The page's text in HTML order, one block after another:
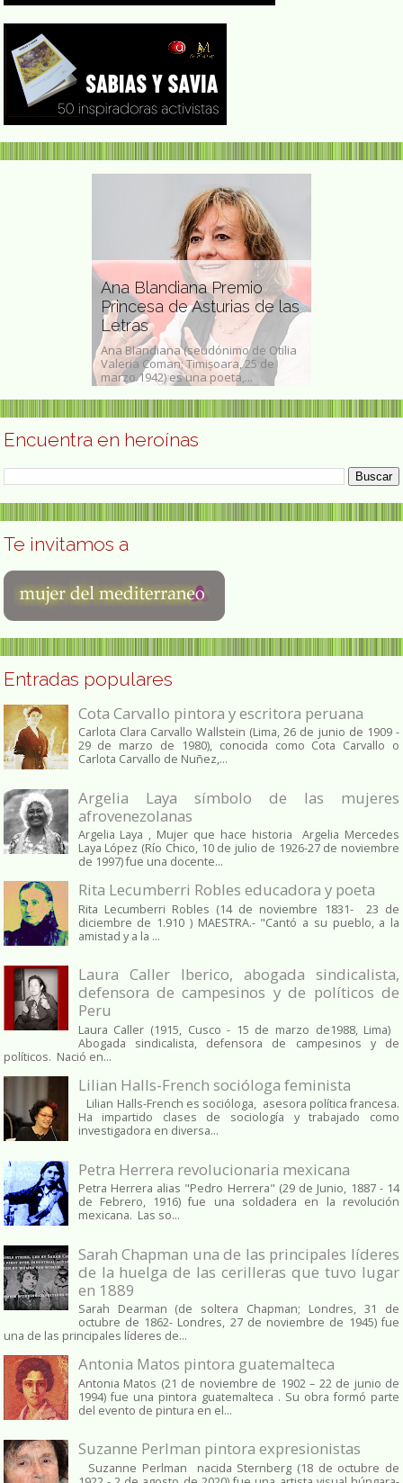
Ana Blandiana Premio
Princesa de Asturias de las
Letras
Ana Blandiana (seudónimo de Otilia
Valeria Coman; Timișoara, 25 de
marzo 1942) es una poeta,...
Encuentra en heroínas
Te invitamos a
Entradas populares
Cota Carvallo pintora y escritora peruana
Carlota Clara Carvallo Wallstein (Lima, 26 de junio de 1909 -
29 de marzo de 1980), conocida como Cota Carvallo o
Carlota Carvallo de Nuñez,...
Argelia Laya símbolo de las mujeres
afrovenezolanas
Argelia Laya , Mujer que hace historia Argelia Mercedes
Laya López (Río Chico, 10 de julio de 1926-27 de noviembre
de 1997) fue una docente...
Rita Lecumberri Robles educadora y poeta
Rita Lecumberri Robles (14 de noviembre 1831- 23 de
diciembre de 1.910 ) MAESTRA.- "Cantó a su pueblo, a la
amistad y a la ...
Laura Caller Iberico, abogada sindicalista,
defensora de campesinos y de políticos de
Peru
Laura Caller (1915, Cusco - 15 de marzo de1988, Lima)
Abogada sindicalista, defensora de campesinos y de
políticos. Nació en...
Lilian Halls-French socióloga feminista
Lilian Halls-French es socióloga, asesora política francesa.
Ha impartido clases de sociología y trabajado como
investigadora en diversa...
Petra Herrera revolucionaria mexicana
Petra Herrera alias "Pedro Herrera" (29 de Junio, 1887 - 14
de Febrero, 1916) fue una soldadera en la revolución
mexicana. Las so...
Sarah Chapman una de las principales líderes
de la huelga de las cerilleras que tuvo lugar
en 1889
Sarah Dearman (de soltera Chapman; Londres, 31 de
octubre de 1862​- Londres, 27 de noviembre de 1945)​ fue
una de las principales líderes de...
Antonia Matos pintora guatemalteca
Antonia Matos (21 de noviembre de 1902 – 22 de junio de
1994) fue una pintora guatemalteca . Su obra formó parte
del evento de pintura en el...
Suzanne Perlman pintora expresionistas
Suzanne Perlman nacida Sternberg (18 de octubre de